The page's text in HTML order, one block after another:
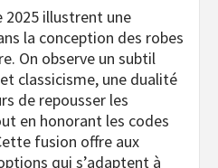
2025 illustrent une
la conception des robes
On observe un subtil
classicisme, une dualité
de repousser les
en honorant les codes
fusion offre aux
qui s’adaptent à